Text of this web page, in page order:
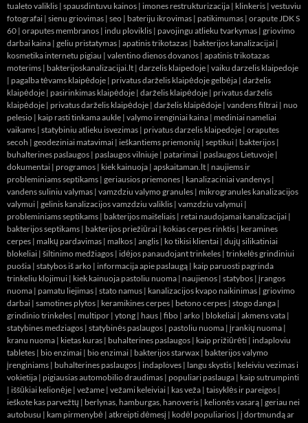
tualeto valiklis | spausdintuvu kainos | imones restrukturizacija | klinkeris | vestuviu
fotografai | sienu griovimas | seo | bateriju ikrovimas | patikimumas | orapute JDK S
60 | oraputes membranos | indu ploviklis | pavojingu atlieku tvarkymas | griovimo
darbai kaina | geliu pristatymas | apatinis trikotazas | bakterijos kanalizacijai |
kosmetika internetu pigiau | valentino dienos dovanos | apatinis trikotazas
moterims | bakterijoskanalizacijai.lt | darzelis klaipedoje | vaiku darzelis klaipedoje
| pagalba tėvams klaipėdoje | privatus darželis klaipėdoje gelbėja | darželis
klaipėdoje | pasirinkimas klaipėdoje | darželis klaipėdoje | privatus darželis
klaipėdoje | privatus darželis klaipėdoje | darželis klaipėdoje | vandens filtrai | nuo
pelesio | kaip rasti tinkama aukle | valymo irenginiai kaina | mediniai nameliai
vaikams | statybiniu atlieku isvezimas | privatus darzelis klaipedoje | oraputes
secoh | geodeziniai matavimai | ieškantiems priemonių | septikui | bakterijos |
buhalterines paslaugos | paslaugos vilniuje | patarimai | paslaugos Lietuvoje |
dokumentai | programos | kiek kainuoja | apskaitaman.lt | naujiems ir
probleminiams septikams | geriausios priemones | kanalizaciniai vandenys |
vandens suliniu valymas | vamzdziu valymo granules | mikrogranules kanalizacijos
valymui | gelinis kanalizacijos vamzdziu valiklis | vamzdziu valymui |
probleminiams septikams | bakterijos maišeliais | retai naudojamai kanalizacijai |
bakterijos septikams | bakterijos priežiūrai | kokias cerpes rinktis | keramines
cerpes | malkų pardavimas | malkos | anglis | ko tikisi klientai | dujų silikatiniai
blokeliai | šiltinimo medžiagos | idėjos panaudojant trinkeles | trinkelės grindiniui
puošia | statybos iš arko | informacija apie paslaugą | kaip paruosti pagrinda
trinkeliu klojimui | kiek kainuoja pastoliu nuoma | naujienos | statybos | įrangos
nuoma | pamatu liejimas | stato namus | kanalizacijos kvapo naikinimas | griovimo
darbai | samotines plytos | keramikines cerpes | betono cerpes | stogo danga |
grindinio trinkeles | multipor | ytong | haus | fibo | arko | blokeliai | akmens vata |
statybines medziagos | statybinės paslaugos | pastoliu nuoma | įrankių nuoma |
kranu nuoma | kietas kuras | buhalterines paslaugos | kaip prižiūrėti | indaploviu
tabletes | bio enzimai | bio enzimai | bakterijos starwax | bakterijos valymo
įrenginiams | buhalterines paslaugos | indaploves | langu skystis | keleiviu vezimas i
vokietija | pigiausias automobilio draudimas | populiari paslauga | kaip sutrumpinti
| iššūkiai kelionėje | vežame | vežami keleiviai | kas veža | taisyklės ir pareigos |
ieškote kas parvežtų | berlynas, hamburgas, hanoveris | kelionės vasarą | geriau nei
autobusu | kam pirmenybė | atkreipti dėmesį | kodėl populiarios | į dortmundą ar